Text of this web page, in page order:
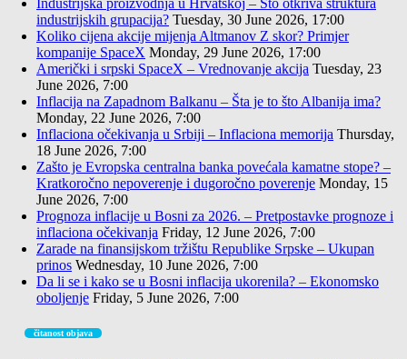
industrijskih grupacija? Tuesday, 30 June 2026, 17:00
Koliko cijena akcije mijenja Altmanov Z skor? Primjer
kompanije SpaceX Monday, 29 June 2026, 17:00
Američki i srpski SpaceX – Vrednovanje akcija Tuesday, 23
June 2026, 7:00
Inflacija na Zapadnom Balkanu – Šta je to što Albanija ima?
Monday, 22 June 2026, 7:00
Inflaciona očekivanja u Srbiji – Inflaciona memorija Thursday,
18 June 2026, 7:00
Zašto je Evropska centralna banka povećala kamatne stope? –
Kratkoročno nepoverenje i dugoročno poverenje Monday, 15
June 2026, 7:00
Prognoza inflacije u Bosni za 2026. – Pretpostavke prognoze i
inflaciona očekivanja Friday, 12 June 2026, 7:00
Zarade na finansijskom tržištu Republike Srpske – Ukupan
prinos Wednesday, 10 June 2026, 7:00
Da li se i kako se u Bosni inflacija ukorenila? – Ekonomsko
oboljenje Friday, 5 June 2026, 7:00
čitanost objava